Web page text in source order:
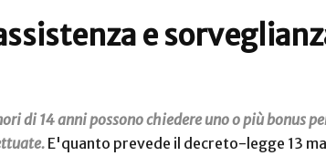
e
di 14 anni possono chiedere uno o più bonus
E'quanto prevede il decreto-legge 13